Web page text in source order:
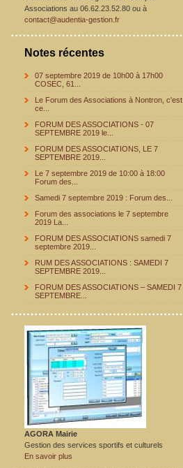
Associations au 06.62.23.52.80 ou à
contact@audentia-gestion.fr
Notes récentes
07 septembre 2019 de 10h00 à 17h00
COSEC, 61...
Le Forum des Associations à Nontron, c'est
ce...
FORUM DES ASSOCIATIONS - 07
SEPTEMBRE 2019 le...
FORUM DES ASSOCIATIONS, LE 7
SEPTEMBRE 2019...
Le 7 septembre 2019 de 10:00 à 18:00
Forum des...
Samedi 7 septembre 2019 : Forum des...
Forum des associations le 7 septembre
2019 La...
FORUM DES ASSOCIATIONS samedi 7
septembre 2019...
RUM DES ASSOCIATIONS : SAMEDI 7
SEPTEMBRE 2019...
FORUM DES ASSOCIATIONS – SAMEDI 7
SEPTEMBRE...
AGORA Mairie
Gestion des services sportifs et culturels
En savoir plus